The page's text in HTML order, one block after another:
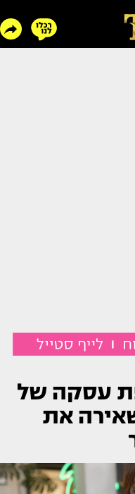
עסקה של
את